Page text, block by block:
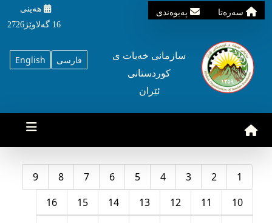
سه‌ره‌تا په‌یوه‌ندی
هه‌ینی
16 گه‌لاوێژ2726
English فارسی
سازمانی خه‌بات ی
کوردستانی
ئێران
1
2
3
4
5
6
7
8
9
10
11
12
13
14
15
16